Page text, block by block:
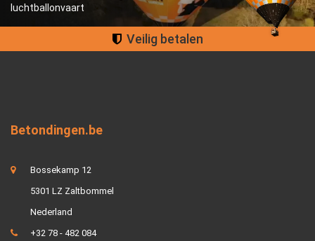
luchtballonvaart
Groot assortiment
Betondingen.be
Bossekamp 12
5301 LZ Zaltbommel
Nederland
+32 78 - 482 084